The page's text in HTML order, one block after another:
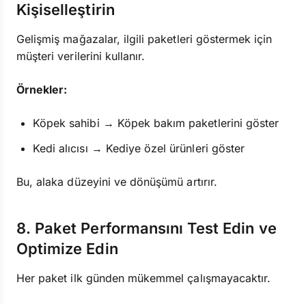
Kişiselleştirin
Gelişmiş mağazalar, ilgili paketleri göstermek için
müşteri verilerini kullanır.
Örnekler:
Köpek sahibi → Köpek bakım paketlerini göster
Kedi alıcısı → Kediye özel ürünleri göster
Bu, alaka düzeyini ve dönüşümü artırır.
8. Paket Performansını Test Edin ve
Optimize Edin
Her paket ilk günden mükemmel çalışmayacaktır.